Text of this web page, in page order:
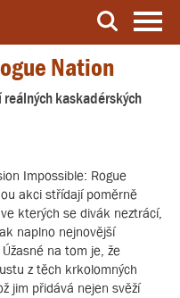
Nation
kaskadérských
Impossible: Rogue
akci střídají poměrně
kterých se divák neztrácí,
naplno nejnovější
na tom je, že
z těch krkolomných
jim přidává nejen svěží